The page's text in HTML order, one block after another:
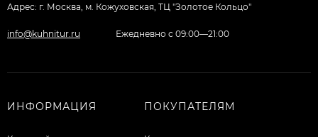
Адрес: г. Москва, м. Кожуховская, ТЦ "Золотое Кольцо"
info@kuhnitur.ru Ежедневно с 09:00—21:00
ИНФОРМАЦИЯ ПОКУПАТЕЛЯМ